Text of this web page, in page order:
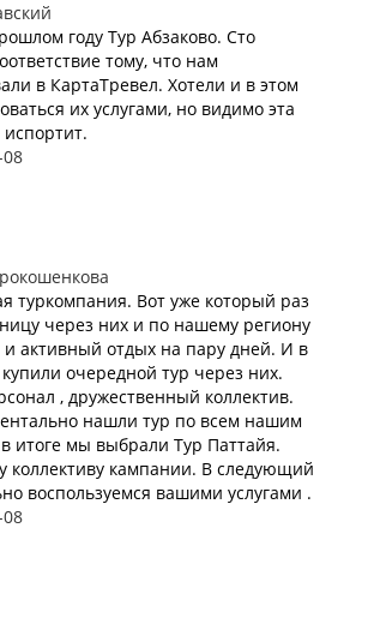
году Тур Абзаково. Сто
тому, что нам
в КартаТревел. Хотели и в этом
их услугами, но видимо эта
туркомпания. Вот уже который раз
через них и по нашему региону
активный отдых на пару дней. И в
очередной тур через них.
, дружественный коллектив.
нашли тур по всем нашим
итоге мы выбрали Тур Паттайя.
коллективу кампании. В следующий
воспользуемся вашими услугами .